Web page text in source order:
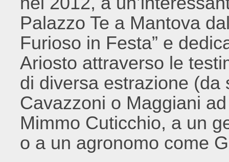
Palazzo Te a Mantova
Furioso in Festa” e
Ariosto attraverso le
di diversa estrazione (da
Cavazzoni o Maggiani
Mimmo Cuticchio, a un
o a un agronomo come